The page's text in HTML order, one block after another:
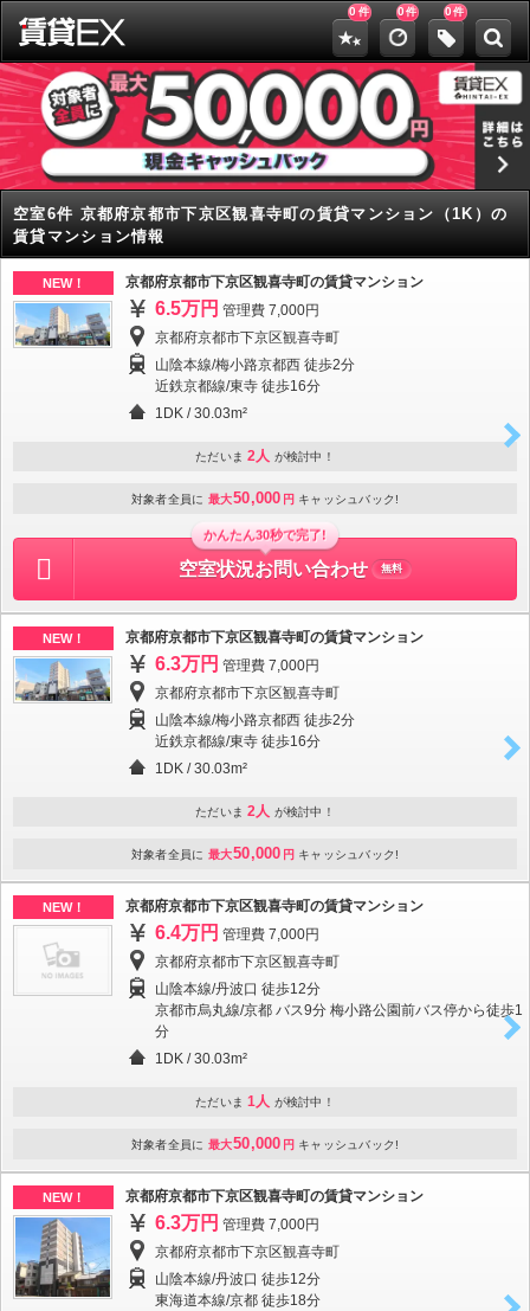
0 件 0件 0件
空室6件 京都府京都市下京区観喜寺町の賃貸マンション（1K）の
賃貸マンション情報
NEW！ 京都府京都市下京区観喜寺町の賃貸マンション
6.5万円 管理費 7,000円
京都府京都市下京区観喜寺町
山陰本線/梅小路京都西 徒歩2分
近鉄京都線/東寺 徒歩16分
1DK /30.03m²
ただいま 2人 が検討中！
対象者全員に 最大50,000 円 キャッシュバック!
かんたん30秒で完了!
空室状況お問い合わせ 無料
NEW！ 京都府京都市下京区観喜寺町の賃貸マンション
6.3万円 管理費 7,000円
京都府京都市下京区観喜寺町
山陰本線/梅小路京都西 徒歩2分
近鉄京都線/東寺 徒歩16分
1DK /30.03m²
ただいま 2人 が検討中！
対象者全員に 最大50,000 円 キャッシュバック!
NEW！ 京都府京都市下京区観喜寺町の賃貸マンション
6.4万円 管理費 7,000円
京都府京都市下京区観喜寺町
山陰本線/丹波口 徒歩12分
京都市烏丸線/京都 バス9分 梅小路公園前バス停から徒歩1
分
1DK /30.03m²
ただいま 1人 が検討中！
対象者全員に 最大50,000 円 キャッシュバック!
NEW！ 京都府京都市下京区観喜寺町の賃貸マンション
6.3万円 管理費 7,000円
京都府京都市下京区観喜寺町
山陰本線/丹波口 徒歩12分
東海道本線/京都 徒歩18分